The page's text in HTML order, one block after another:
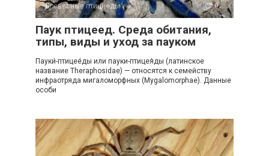
Древесные птицееды 0
Паук птицеед. Среда обитания,
типы, виды и уход за пауком
Пауки́-птицее́ды или пауки-птицея́ды (латинское
название Theraphosidae) — относятся к семейству
инфраотряда мигаломорфных (Mygalomorphae). Данные
особи